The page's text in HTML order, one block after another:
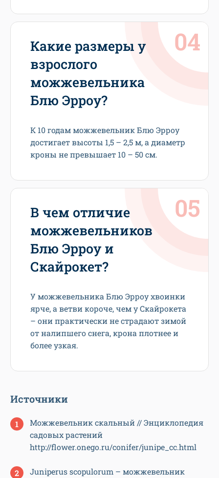
Какие размеры у
взрослого
можжевельника
Блю Эрроу?
К 10 годам можжевельник Блю Эрроу
достигает высоты 1,5 – 2,5 м, а диаметр
кроны не превышает 10 – 50 см.
В чем отличие
можжевельников
Блю Эрроу и
Скайрокет?
У можжевельника Блю Эрроу хвоинки
ярче, а ветви короче, чем у Скайрокета
– они практически не страдают зимой
от налипшего снега, крона плотнее и
более узкая.
Источники
Можжевельник скальный // Энциклопедия
садовых растений
http://flower.onego.ru/conifer/junipe_cc.html
Juniperus scopulorum – можжевельник